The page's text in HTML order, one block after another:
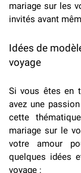
mariage sur les
invités avant
Idées de
voyage
Si vous êtes en
avez une
cette
mariage sur le
votre amour
quelques idées
voyage :